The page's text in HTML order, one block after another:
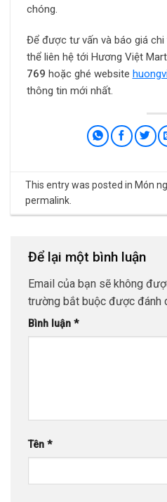
chóng.
Để được tư vấn và báo giá chi
thể liên hệ tới Hương Việt
769 hoặc ghé website
thông tin mới nhất.
This entry was posted in Món
permalink
Để lại một bình luận
Email của bạn sẽ không
trường bắt buộc được đánh
Bình luận *
Tên *